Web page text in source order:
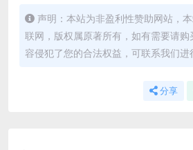
声明：本站为非盈利性赞助网站，
联网，版权属原著所有，如有需要请
容侵犯了您的合法权益，可联系我们进
分享